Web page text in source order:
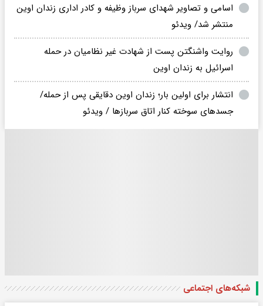
اسامی و تصاویر شهدای سرباز وظیفه و کادر اداری زندان اوین
منتشر شد/ ویدئو
روایت واشنگتن پست از شهادت غیر نظامیان در حمله
اسرائیل به زندان اوین
انتشار برای اولین بار؛ زندان اوین دقایقی پس از حمله/
جسدهای سوخته کنار اتاق سربازها / ویدئو
شبکه‌های اجتماعی